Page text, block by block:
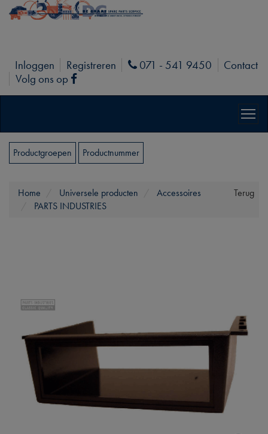
Inloggen Registreren Phone
071 - 541 9450
Contact
Volg ons op
Facebook
Productgroepen Productnummer
Terug
Home Universele producten
Accessoires
PARTS INDUSTRIES